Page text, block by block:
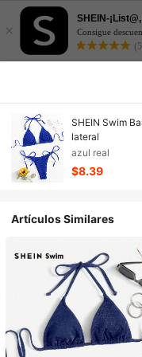
×
SHEIN-
Consigue
SHEIN Swim
lateral
azul real
$8.39
Artículos Similares